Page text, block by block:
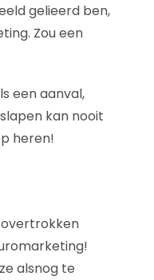
gelieerd ben,
Zou een
een aanval,
kan nooit
heren!
alsnog te